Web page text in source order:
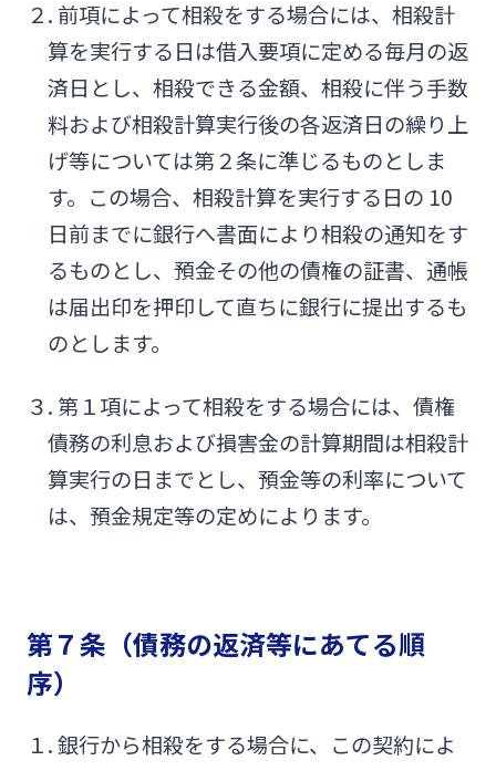
２. 前項によって相殺をする場合には、相殺計
算を実行する日は借入要項に定める毎月の返
済日とし、相殺できる金額、相殺に伴う手数
料および相殺計算実行後の各返済日の繰り上
げ等については第２条に準じるものとしま
す。この場合、相殺計算を実行する日の 10
日前までに銀行へ書面により相殺の通知をす
るものとし、預金その他の債権の証書、通帳
は届出印を押印して直ちに銀行に提出するも
のとします。
３. 第１項によって相殺をする場合には、債権
債務の利息および損害金の計算期間は相殺計
算実行の日までとし、預金等の利率について
は、預金規定等の定めによります。
第７条（債務の返済等にあてる順
序）
１. 銀行から相殺をする場合に、この契約によ